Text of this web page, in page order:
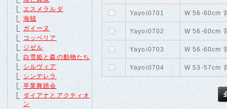
エスメラルダ
海賊
ガイーヌ
コッペリア
ジゼル
白雪姫と森の動物たち
シルヴィア
シンデレラ
卒業舞踏会
ダイアナとアクティオ
ン
Yayoi0701 W 56-60cm
Yayoi0702 W 56-60cm
Yayoi0703 W 56-60cm
Yayoi0704 W 53-57cm